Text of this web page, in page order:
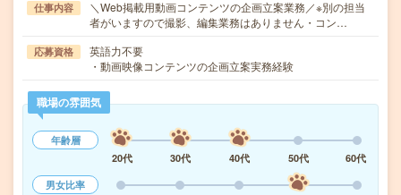
仕事内容
＼Web掲載用動画コンテンツの企画立案業務／※別の担当
者がいますので撮影、編集業務はありません・コン…
応募資格
英語力不要
・動画映像コンテンツの企画立案実務経験
職場の雰囲気
年齢層
20代
30代 40代 50代
60代
男女比率